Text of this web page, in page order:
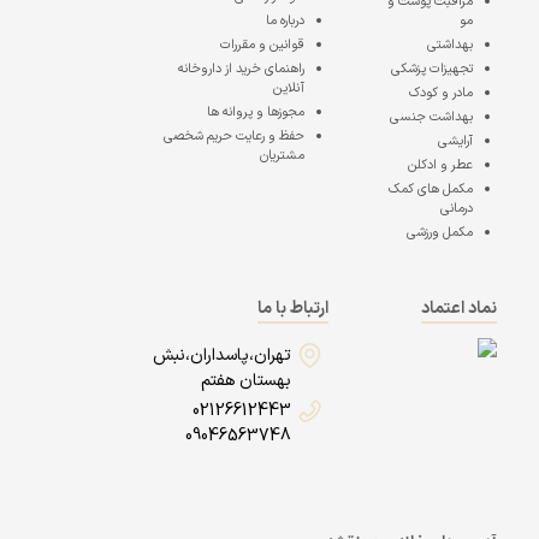
مو
بهداشتی
تجهیزات پزشکی
مادر و کودک
بهداشت جنسی
آرایشی
عطر و ادکلن
مکمل های کمک
درمانی
مکمل ورزشی
درباره ما
قوانین و مقررات
راهنمای خرید از داروخانه
آنلاین
مجوزها و پروانه ها
حفظ و رعایت حریم شخصی
مشتریان
نماد اعتماد
ارتباط با ما
تهران،پاسداران،نبش
بهستان هفتم
02126612443
09046563748